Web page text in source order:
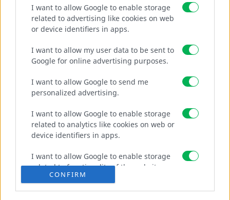
I want to allow Google to enable storage
related to advertising like cookies on web
or device identifiers in apps.
I want to allow my user data to be sent to
Google for online advertising purposes.
I want to allow Google to send me
personalized advertising.
I want to allow Google to enable storage
related to analytics like cookies on web or
device identifiers in apps.
I want to allow Google to enable storage
related to functionality of the website or
CONFIRM
ΤΕΝΤΩΤΗΡΕΣ ΣΥΡΜΑΤΟΣ
ΠΟΡΤΕΣ
ΑΝΟΙΓΩΜΕΝΕΣ
ΣΥΡΩΜΕΝΕΣ
ΒΙΟΜΗΧΑΝΙΚA ΠΑΝΕΛ ΠΕΡΙΦΡΑΞΗΣ
NYLOFOR 2D
NYLOFOR 2DS
NYLOFOR 3D+
DECOFOR
ΠΆΝΕΛ ΠΕΡΊΦΡΑΞΗΣ CREAZEN
ΠΕΡΊΦΡΑΞΗ 3D
ΠΕΡΙΦΡΑΞΕΙΣ GFM WIRELAND
RSF ROBOT SAFETY FENCE
Επικοινωνήστε μαζί μας
info@wireland.gr
Εργοστάσιο: 2310 795992, 2310 527742
Εγγραφείτε στο
Newsletter